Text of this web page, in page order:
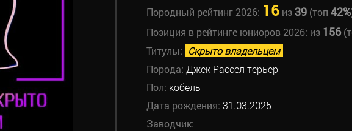
Породный рейтинг 2026: 16из 39(топ 42%
Позиция в рейтинге юниоров 2026: из 156
Титулы: Скрыто владельцем
Порода: Джек Рассел терьер
Пол: кобель
Дата рождения: 31.03.2025
Заводчик: